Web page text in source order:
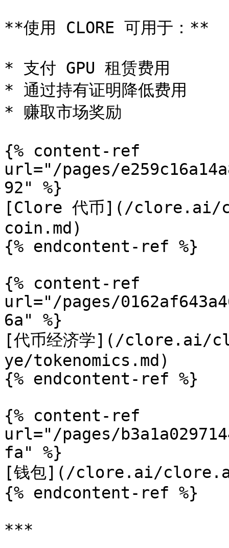
**使用 CLORE 可用于：**
* 支付 GPU 租赁费用
* 通过持有证明降低费用
* 赚取市场奖励
{% content-ref
url="/pages/
92" %}
[Clore 代币](/
coin.md)
{% endcontent-ref %}
{% content-ref
url="/pages/
6a" %}
[代币经济学](/clore.ai/
ye/tokenomics.md)
{% endcontent-ref %}
{% content-ref
url="/pages/
fa" %}
[钱包](/clore.ai/
{% endcontent-ref %}
***